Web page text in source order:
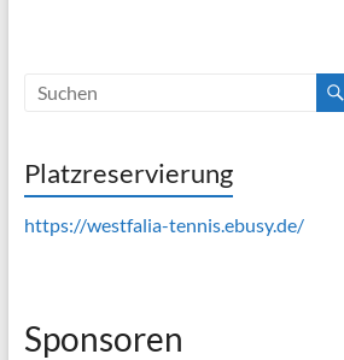
Platzreservierung
https://westfalia-tennis.ebusy.de/
Sponsoren